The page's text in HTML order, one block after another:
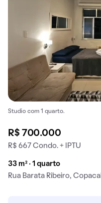
Studio com 1 quarto.
R$ 700.000
R$ 667 Condo. + IPTU
33 m² · 1 quarto
Rua Barata Ribeiro,